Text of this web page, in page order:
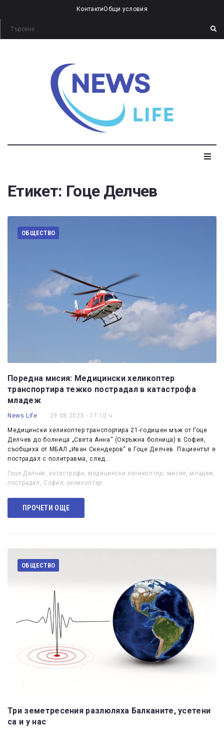
КонтактиОбщи условия
Етикет: Гоце Делчев
ОБЩЕСТВО
Поредна мисия: Медицински хеликоптер
транспортира тежко пострадал в катастрофа
младеж
News Life 29.08.2025 - 17:10 ч.
Медицински хеликоптер транспортира 21-годишен мъж от Гоце
Делчев до болница „Света Анна“ (Окръжна болница) в София,
съобщиха от МБАЛ „Иван Скендеров“ в Гоце Делчев. Пациентът е
пострадал с политравма, след…
Гоце Делчев ,катастрофа,медицински хеликоптер, мисия,младеж,
пострадал , София, хеликоптер
ПРОЧЕТИ ОЩЕ
ОБЩЕСТВО
Три земетресения разлюляха Балканите, усетени
са и у нас